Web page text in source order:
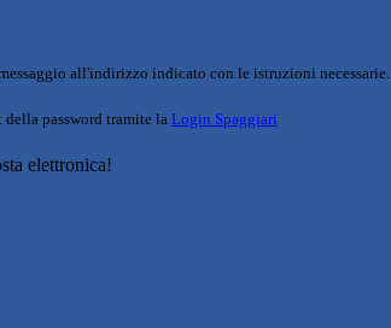
all'indirizzo indicato con le istruzioni necessarie.
della password tramite la Login Spaggiari
elettronica!